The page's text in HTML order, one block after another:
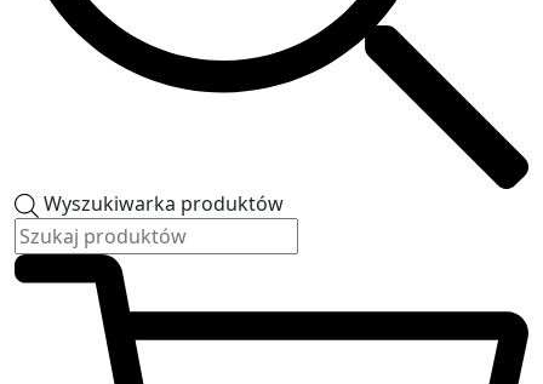
Wyszukiwarka produktów